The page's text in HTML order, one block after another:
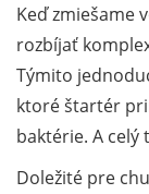
Keď zmiešame
rozbíjať
Týmito
ktoré štartér
baktérie. A celý
Doležité pre